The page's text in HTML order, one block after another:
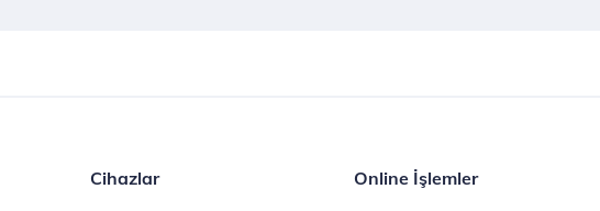
Cihazlar Online İşlemler